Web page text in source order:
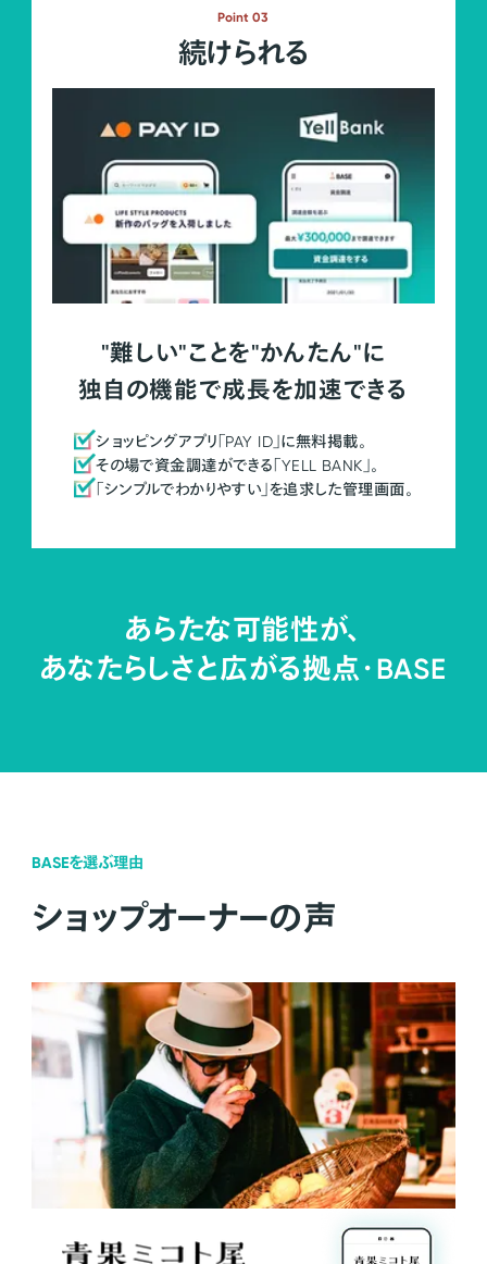
Point 03
続けられる
"難しい"ことを"かんたん"に
独自の機能で成長を加速できる
ショッピングアプリ「PAY ID」に無料掲載。
その場で資金調達ができる「YELL BANK」。
「シンプルでわかりやすい」を追求した管理画面。
あらたな可能性が、
あなたらしさと広がる拠点・BASE
BASEを選ぶ理由
ショップオーナーの声